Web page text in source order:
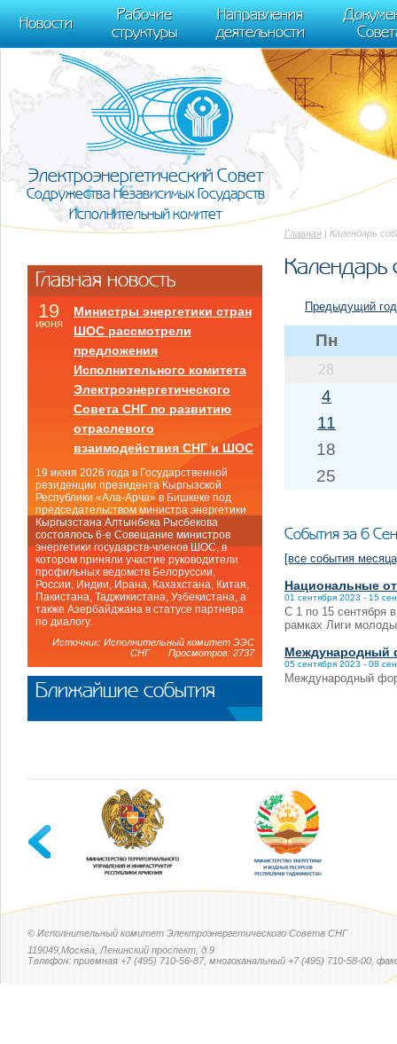
m[i].l=1*new Date(); for (var j = 0; j < document.scripts.length; j++) {if
[0],k.async=1,k.src=r,a.parentNode.insertBefore(k,a)}) (window,
trackLinks:true, accurateTrackBounce:true });
Новости
Рабочие
структуры
Направления
деятельности
Электроэнергетический Совет
Содружества Независимых Государств
Исполнительный комитет
Главная | Календарь
Календарь
Предыдущий год
Пн
28
4
11
18
25
События за 6
[все события
Национальные
01 сентября 2023 - 15
С 1 по 15 сентября
рамках Лиги
Международный
05 сентября 2023 - 08
Международный
Главная новость
19
июня
Министры энергетики стран
ШОС рассмотрели
предложения
Исполнительного комитета
Электроэнергетического
Совета СНГ по развитию
отраслевого
взаимодействия СНГ и ШОС
19 июня 2026 года в Государственной
резиденции президента Кыргызской
Республики «Ала-Арча» в Бишкеке под
председательством министра энергетики
Кыргызстана Алтынбека Рысбекова
состоялось 6-е Совещание министров
энергетики государств-членов ШОС, в
котором приняли участие руководители
профильных ведомств Белоруссии,
России, Индии, Ирана, Кахахстана, Китая,
Пакистана, Таджикистана, Узбекистана, а
также Азербайджана в статусе партнера
по диалогу.
Источник: Исполнительный комитет ЭЭС
СНГ Просмотров: 2737
Ближайшие события
© Исполнительный комитет Электроэнергетического Совета СНГ
119049,Москва, Ленинский проспект, д.9
Телефон: приемная +7 (495) 710-56-87, многоканальный +7 (495) 710-58-00,